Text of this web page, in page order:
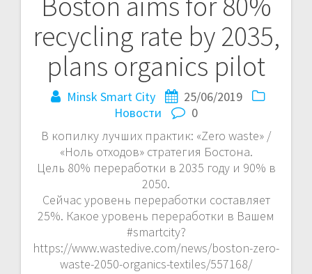
recycling rate by 2035,
plans organics pilot
Minsk Smart City
25/06/2019
Новости
0
В копилку лучших практик: «Zero waste» /
«Ноль отходов» cтратегия Бостона.
Цель 80% переработки в 2035 году и 90% в
2050.
Сейчас уровень переработки составляет
25%. Какое уровень переработки в Вашем
#smartcity?
https://www.wastedive.com/news/boston-zero-
waste-2050-organics-textiles/557168/
Навигация
по
записям